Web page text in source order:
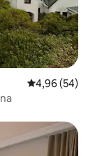
4,96 av 5 i
4,96 (54)